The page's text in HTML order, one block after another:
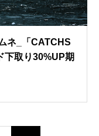
ネ_「CATCHS
下取り30%UP期